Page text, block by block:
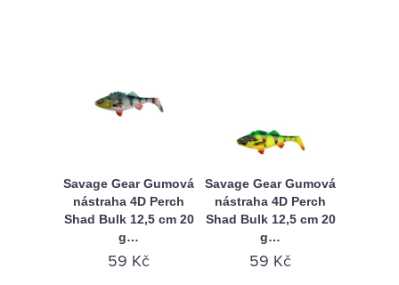
Savage Gear Gumová
nástraha 4D Perch
Shad Bulk 12,5 cm 20
g…
59 Kč
Savage Gear Gumová
nástraha 4D Perch
Shad Bulk 12,5 cm 20
g…
59 Kč